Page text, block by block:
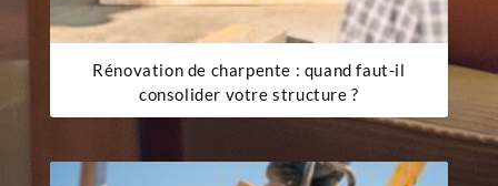
Rénovation de charpente : quand faut-il
consolider votre structure ?